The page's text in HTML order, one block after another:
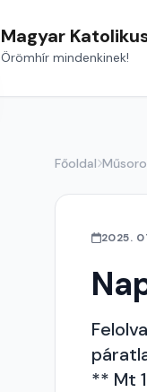
Magyar
Örömhír mindenkinek!
Főoldal
2025.
** Mt